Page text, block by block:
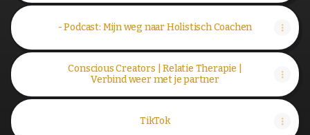
- Podcast: Mijn weg naar Holistisch Coachen
Conscious Creators | Relatie Therapie |
Verbind weer met je partner
TikTok